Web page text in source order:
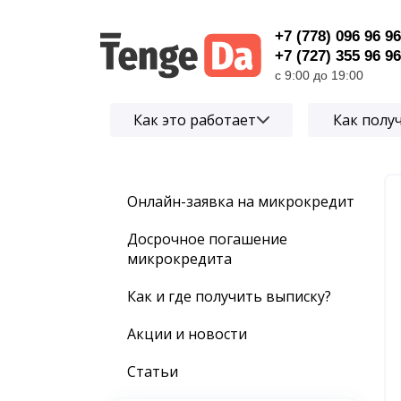
+7 (778) 096 96 96
+7 (727) 355 96 96
с 9:00 до 19:00
Как это работает Как
Онлайн-заявка на микрокредит
Досрочное погашение
микрокредита
Как и где получить выписку?
Акции и новости
Статьи